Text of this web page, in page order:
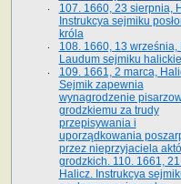
107. 1660, 23 sierpnia,
Instrukcya sejmiku
króla
108. 1660, 13 września,
Laudum sejmiku
109. 1661, 2 marca,
Sejmik zapewnia
wynagrodzenie
grodzkiemu za trudy
przepisywania i
uporządkowania
przez nieprzyjaciela
grodzkich. 110. 1661,
Halicz. Instrukcya